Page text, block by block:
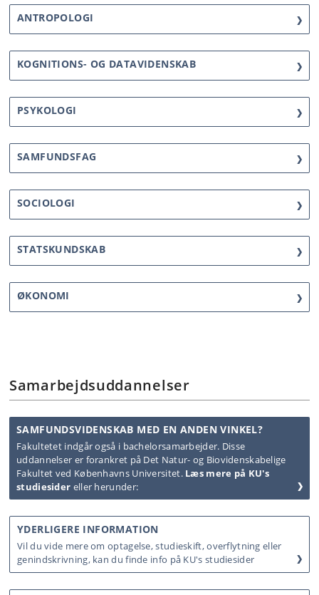
ANTROPOLOGI
KOGNITIONS- OG DATAVIDENSKAB
PSYKOLOGI
SAMFUNDSFAG
SOCIOLOGI
STATSKUNDSKAB
ØKONOMI
Samarbejdsuddannelser
SAMFUNDSVIDENSKAB MED EN ANDEN VINKEL?
Fakultetet indgår også i bachelorsamarbejder. Disse
uddannelser er forankret på Det Natur- og Biovidenskabelige
Fakultet ved Københavns Universitet. Læs mere på KU's
studiesider eller herunder:
YDERLIGERE INFORMATION
Vil du vide mere om optagelse, studieskift, overflytning eller
genindskrivning, kan du finde info på KU's studiesider